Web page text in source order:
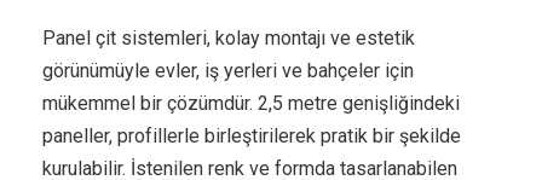
Panel çit sistemleri, kolay montajı ve estetik
görünümüyle evler, iş yerleri ve bahçeler için
mükemmel bir çözümdür. 2,5 metre genişliğindeki
paneller, profillerle birleştirilerek pratik bir şekilde
kurulabilir. İstenilen renk ve formda tasarlanabilen